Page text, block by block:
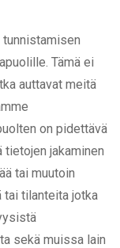
tunnistamisen
Tämä ei
auttavat meitä
on pidettävä
jakaminen
tai muutoin
tai tilanteita jotka
sekä muissa lain